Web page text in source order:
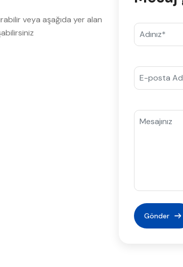
veya aşağıda yer alan